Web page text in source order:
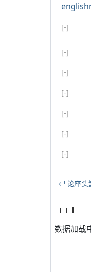
[-]
[-]
[-]
[-]
[-]
[-]
[-]
论座头
数据加载